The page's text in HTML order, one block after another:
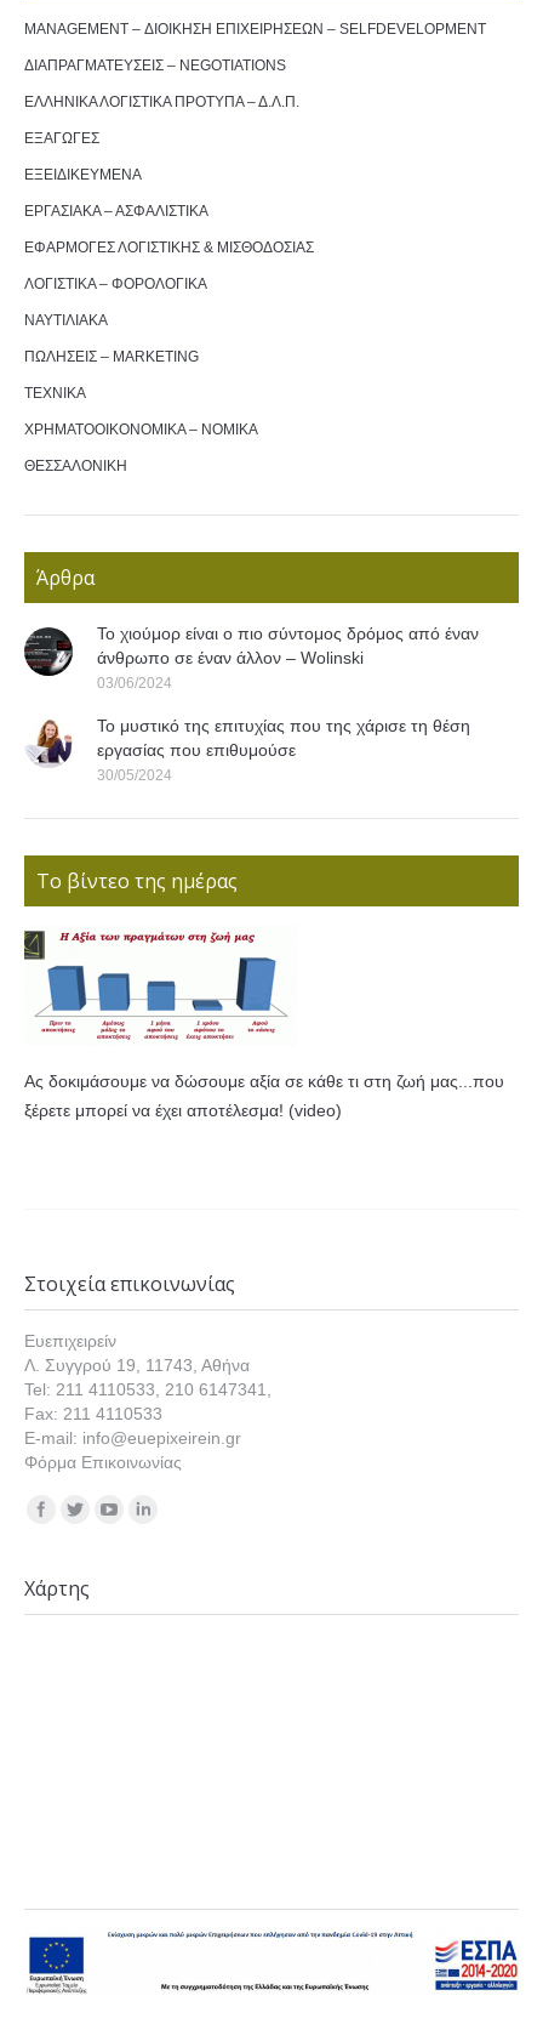
MANAGEMENT – ΔΙΟΙΚΗΣΗ ΕΠΙΧΕΙΡΗΣΕΩΝ – SELFDEVELOPMENT
ΔΙΑΠΡΑΓΜΑΤΕΥΣΕΙΣ – NEGOTIATIONS
ΕΛΛΗΝΙΚΑ ΛΟΓΙΣΤΙΚΑ ΠΡΟΤΥΠΑ – Δ.Λ.Π.
ΕΞΑΓΩΓΕΣ
ΕΞΕΙΔΙΚΕΥΜΕΝΑ
ΕΡΓΑΣΙΑΚΑ – ΑΣΦΑΛΙΣΤΙΚΑ
ΕΦΑΡΜΟΓΕΣ ΛΟΓΙΣΤΙΚΗΣ & ΜΙΣΘΟΔΟΣΙΑΣ
ΛΟΓΙΣΤΙΚΑ – ΦΟΡΟΛΟΓΙΚΑ
ΝΑΥΤΙΛΙΑΚΑ
ΠΩΛΗΣΕΙΣ – MARKETING
ΤΕΧΝΙΚΑ
ΧΡΗΜΑΤΟΟΙΚΟΝΟΜΙΚΑ – ΝΟΜΙΚΑ
ΘΕΣΣΑΛΟΝΙΚΗ
Άρθρα
Το χιούμορ είναι ο πιο σύντομος δρόμος από έναν
άνθρωπο σε έναν άλλον – Wolinski
03/06/2024
Το μυστικό της επιτυχίας που της χάρισε τη θέση
εργασίας που επιθυμούσε
30/05/2024
Το βίντεο της ημέρας
Ας δοκιμάσουμε να δώσουμε αξία σε κάθε τι στη ζωή μας...που
ξέρετε μπορεί να έχει αποτέλεσμα! (video)
Στοιχεία επικοινωνίας
Ευεπιχειρείν
Λ. Συγγρού 19, 11743, Αθήνα
Tel: 211 4110533, 210 6147341,
Fax: 211 4110533
E-mail: info@euepixeirein.gr
Φόρμα Επικοινωνίας
Find us on:
Χάρτης